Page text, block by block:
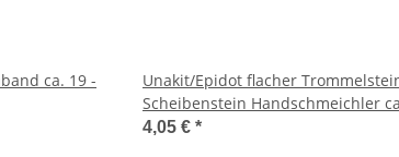
ca. 19 -
Unakit/Epidot flacher
Scheibenstein Handschmeichler
mm
4,05 € *